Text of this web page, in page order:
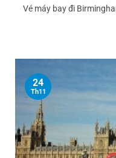
Vé máy bay đi
24
Th11